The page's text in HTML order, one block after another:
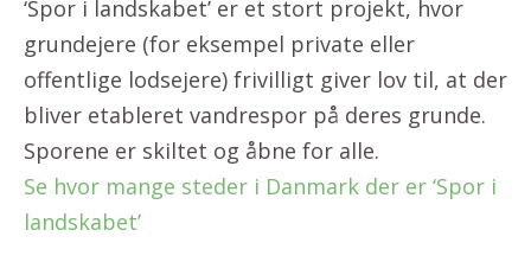
‘Spor i landskabet’ er et stort projekt, hvor
grundejere (for eksempel private eller
offentlige lodsejere) frivilligt giver lov til, at der
bliver etableret vandrespor på deres grunde.
Sporene er skiltet og åbne for alle.
Se hvor mange steder i Danmark der er ‘Spor i
landskabet’